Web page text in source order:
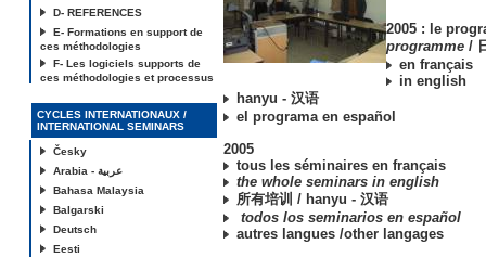
D- REFERENCES
E- Formations en support de
ces méthodologies
F- Les logiciels supports de
ces méthodologies et processus
CYCLES INTERNATIONAUX /
INTERNATIONAL SEMINARS
Česky
Arabia - عربية
Bahasa Malaysia
Balgarski
Deutsch
Eesti
2005 : le
programme /
en français
in english
hanyu - 汉语
el programa en español
2005
tous les séminaires en français
the whole seminars in english
所有培训 / hanyu - 汉语
todos los seminarios en español
autres langues /other langages